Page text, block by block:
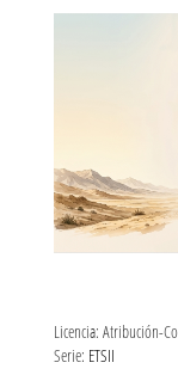
Licencia: Atribución-
Serie: ETSII